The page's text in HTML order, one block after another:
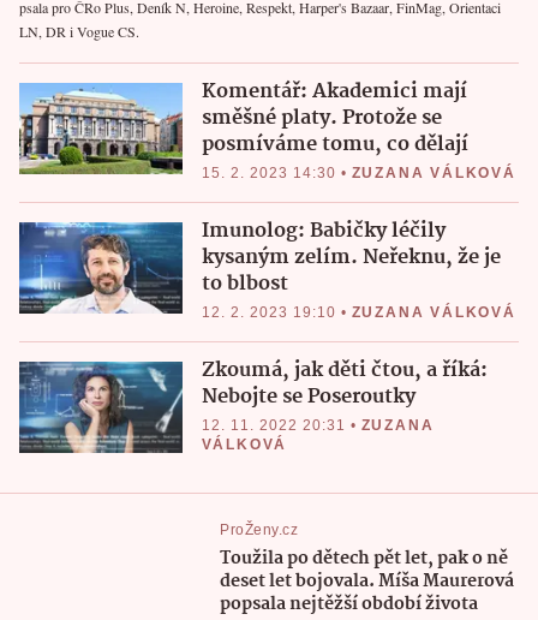
psala pro ČRo Plus, Deník N, Heroine, Respekt, Harper's Bazaar, FinMag, Orientaci
LN, DR i Vogue CS.
Komentář: Akademici mají
směšné platy. Protože se
posmíváme tomu, co dělají
15. 2. 2023 14:30 • ZUZANA VÁLKOVÁ
Imunolog: Babičky léčily
kysaným zelím. Neřeknu, že je
to blbost
12. 2. 2023 19:10 • ZUZANA VÁLKOVÁ
Zkoumá, jak děti čtou, a říká:
Nebojte se Poseroutky
12. 11. 2022 20:31 • ZUZANA
VÁLKOVÁ
ProŽeny.cz
Toužila po dětech pět let, pak o ně
deset let bojovala. Míša Maurerová
popsala nejtěžší období života